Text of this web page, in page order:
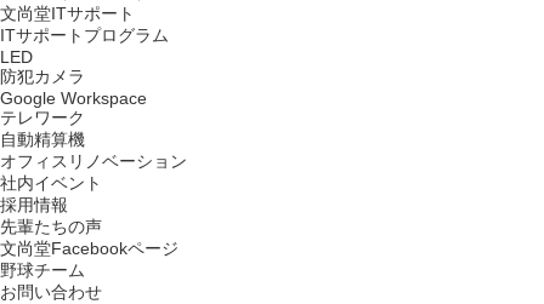
文尚堂ITサポート
ITサポートプログラム
LED
防犯カメラ
Google Workspace
テレワーク
自動精算機
オフィスリノベーション
社内イベント
採用情報
先輩たちの声
文尚堂Facebookページ
野球チーム
お問い合わせ